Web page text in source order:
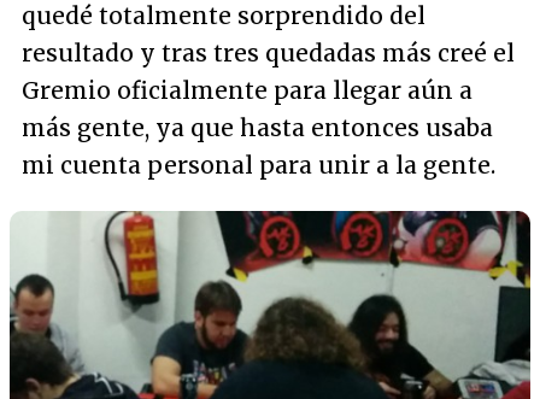
quedé totalmente sorprendido del
resultado y tras tres quedadas más creé el
Gremio oficialmente para llegar aún a
más gente, ya que hasta entonces usaba
mi cuenta personal para unir a la gente.